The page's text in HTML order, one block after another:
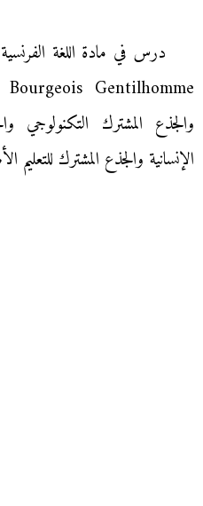
والجذع المشترك التكنولوجي
الإنسانية والجذع المشترك للتعليم